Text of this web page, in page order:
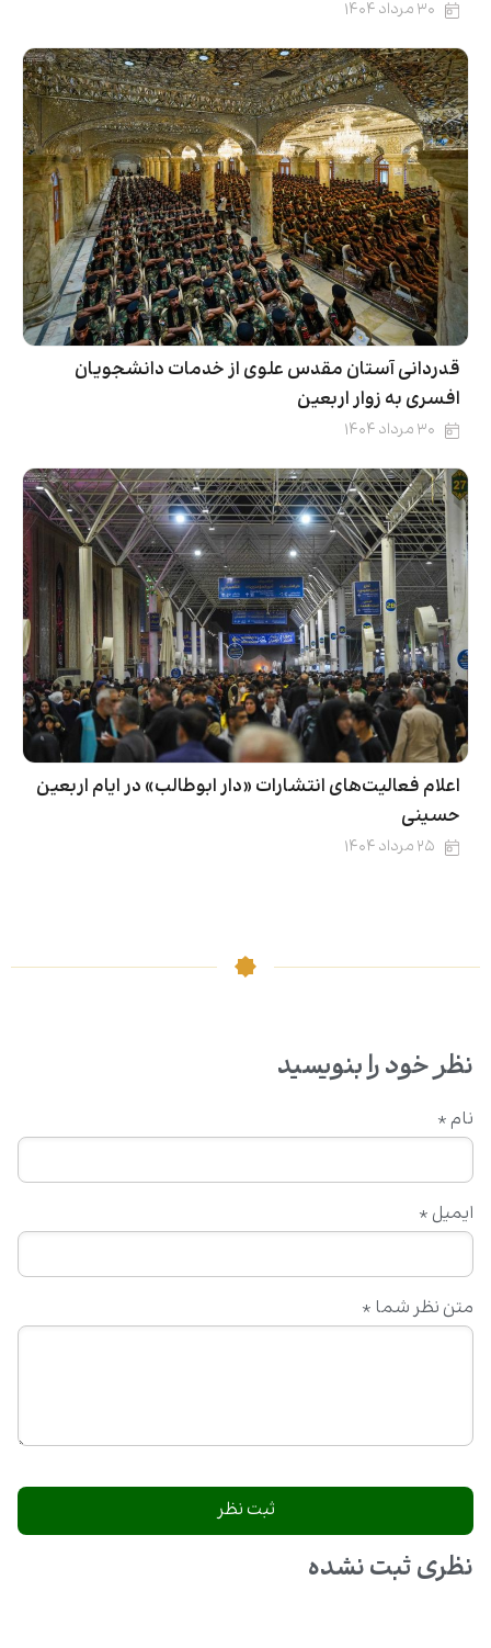
۳۰ مرداد ۱۴۰۴
قدردانی آستان مقدس علوی از خدمات دانشجویان
افسری به زوار اربعین
۳۰ مرداد ۱۴۰۴
اعلام فعالیت‌های انتشارات «دار ابوطالب» در ایام اربعین
حسینی
۲۵ مرداد ۱۴۰۴
نظر خود را بنویسید
متن نظر شما *
نام *
ایمیل *
نظری ثبت نشده